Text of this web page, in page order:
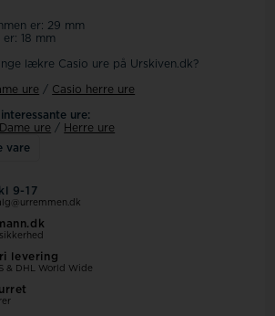
er: 29 mm
18 mm
lækre Casio ure på Urskiven.dk?
ure / Casio herre ure
ure:
Dame ure / Herre ure
vare
9-17
levering
& DHL World Wide